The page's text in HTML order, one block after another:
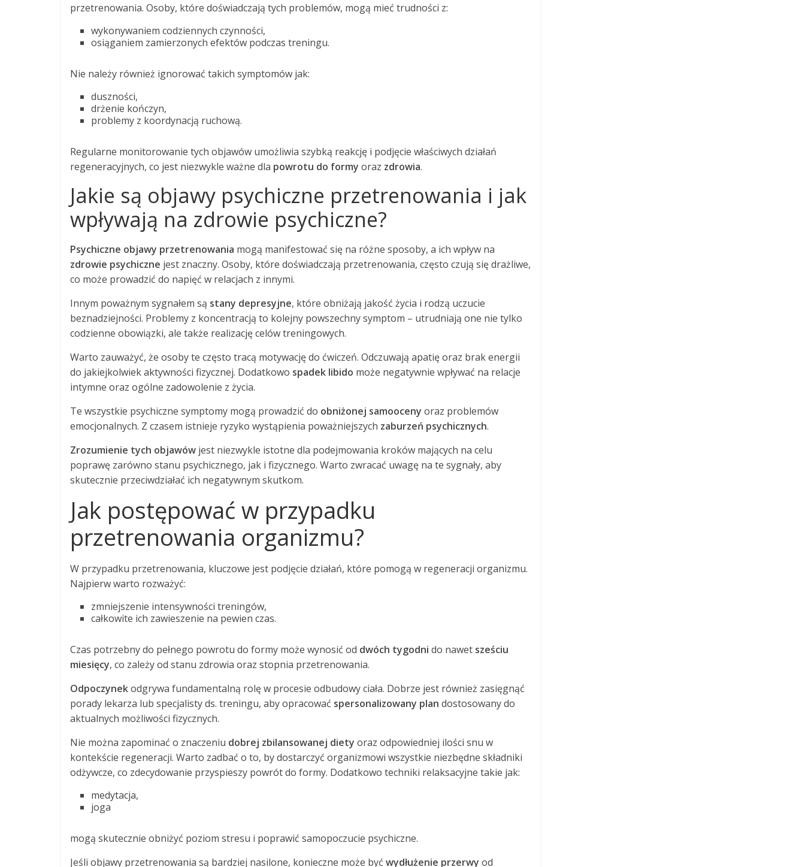
przetrenowania. Osoby, które doświadczają tych problemów, mogą mieć trudności z:
wykonywaniem codziennych czynności,
osiąganiem zamierzonych efektów podczas treningu.
Nie należy również ignorować takich symptomów jak:
duszności,
drżenie kończyn,
problemy z koordynacją ruchową.
Regularne monitorowanie tych objawów umożliwia szybką reakcję i podjęcie właściwych działań
regeneracyjnych, co jest niezwykle ważne dla powrotu do formy oraz zdrowia.
Jakie są objawy psychiczne przetrenowania i jak
wpływają na zdrowie psychiczne?
Psychiczne objawy przetrenowania mogą manifestować się na różne sposoby, a ich wpływ na
zdrowie psychiczne jest znaczny. Osoby, które doświadczają przetrenowania, często czują się drażliwe,
co może prowadzić do napięć w relacjach z innymi.
Innym poważnym sygnałem są stany depresyjne, które obniżają jakość życia i rodzą uczucie
beznadziejności. Problemy z koncentracją to kolejny powszechny symptom – utrudniają one nie tylko
codzienne obowiązki, ale także realizację celów treningowych.
Warto zauważyć, że osoby te często tracą motywację do ćwiczeń. Odczuwają apatię oraz brak energii
do jakiejkolwiek aktywności fizycznej. Dodatkowo spadek libido może negatywnie wpływać na relacje
intymne oraz ogólne zadowolenie z życia.
Te wszystkie psychiczne symptomy mogą prowadzić do obniżonej samooceny oraz problemów
emocjonalnych. Z czasem istnieje ryzyko wystąpienia poważniejszych zaburzeń psychicznych.
Zrozumienie tych objawów jest niezwykle istotne dla podejmowania kroków mających na celu
poprawę zarówno stanu psychicznego, jak i fizycznego. Warto zwracać uwagę na te sygnały, aby
skutecznie przeciwdziałać ich negatywnym skutkom.
Jak postępować w przypadku
przetrenowania organizmu?
W przypadku przetrenowania, kluczowe jest podjęcie działań, które pomogą w regeneracji organizmu.
Najpierw warto rozważyć:
zmniejszenie intensywności treningów,
całkowite ich zawieszenie na pewien czas.
Czas potrzebny do pełnego powrotu do formy może wynosić od dwóch tygodni do nawet sześciu
miesięcy, co zależy od stanu zdrowia oraz stopnia przetrenowania.
Odpoczynekodgrywa fundamentalną rolę w procesie odbudowy ciała. Dobrze jest również zasięgnąć
porady lekarza lub specjalisty ds. treningu, aby opracować spersonalizowany plan dostosowany do
aktualnych możliwości fizycznych.
Nie można zapominać o znaczeniu dobrej zbilansowanej diety oraz odpowiedniej ilości snu w
kontekście regeneracji. Warto zadbać o to, by dostarczyć organizmowi wszystkie niezbędne składniki
odżywcze, co zdecydowanie przyspieszy powrót do formy. Dodatkowo techniki relaksacyjne takie jak:
medytacja,
joga
mogą skutecznie obniżyć poziom stresu i poprawić samopoczucie psychiczne.
Jeśli objawy przetrenowania są bardziej nasilone, konieczne może być wydłużenie przerwy od